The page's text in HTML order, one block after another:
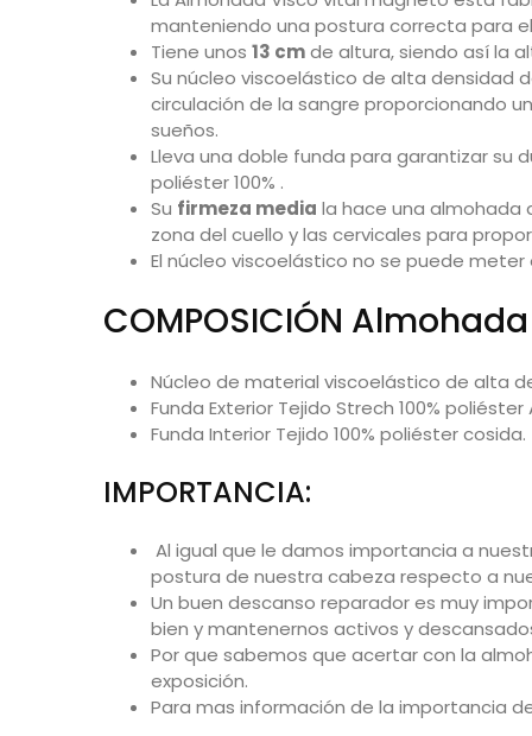
manteniendo una postura correcta para
Tiene unos 13 cmde altura, siendo así la
Su núcleo viscoelástico de alta densidad
circulación de la sangre proporcionando
sueños.
Lleva una doble funda para garantizar su
poliéster 100% .
Su firmeza media la hace una almohada
zona del cuello y las cervicales para
El núcleo viscoelástico no se puede
COMPOSICIÓN
Núcleo de material viscoelástico de alta
Funda Exterior Tejido Strech 100%
Funda Interior Tejido 100% poliéster cosida.
IMPORTANCIA:
Al igual que le damos importancia a
postura de nuestra cabeza respecto a
Un buen descanso reparador es muy
bien y mantenernos activos y
Por que sabemos que acertar con la
exposición.
Para mas información de la importancia